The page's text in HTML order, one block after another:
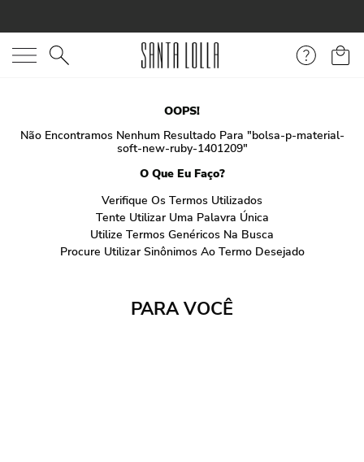
O que você está procurando?
OOPS!
Não Encontramos Nenhum Resultado Para "bolsa-p-material-
soft-new-ruby-1401209"
O Que Eu Faço?
Verifique Os Termos Utilizados
Tente Utilizar Uma Palavra Única
Utilize Termos Genéricos Na Busca
Procure Utilizar Sinônimos Ao Termo Desejado
PARA VOCÊ